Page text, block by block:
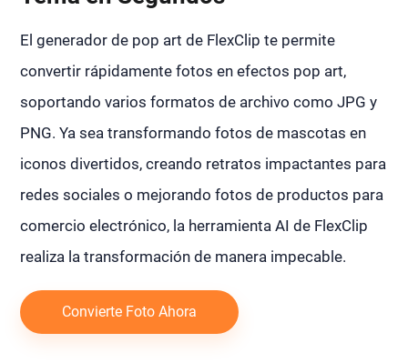
El generador de pop art de FlexClip te permite
convertir rápidamente fotos en efectos pop art,
soportando varios formatos de archivo como JPG y
PNG. Ya sea transformando fotos de mascotas en
iconos divertidos, creando retratos impactantes para
redes sociales o mejorando fotos de productos para
comercio electrónico, la herramienta AI de FlexClip
realiza la transformación de manera impecable.
Convierte Foto Ahora